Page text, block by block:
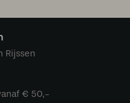
Rijssen
€ 50,-